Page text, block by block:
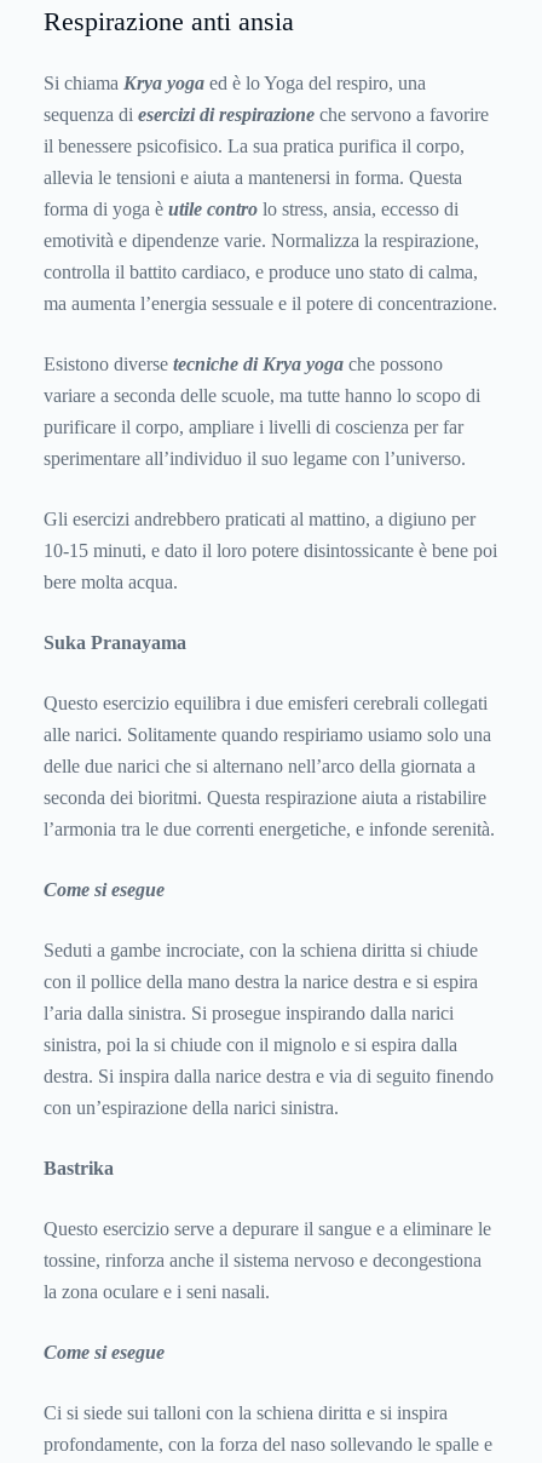
Respirazione anti ansia
Si chiama Krya yoga ed è lo Yoga del respiro, una
sequenza di esercizi di respirazione che servono a favorire
il benessere psicofisico. La sua pratica purifica il corpo,
allevia le tensioni e aiuta a mantenersi in forma. Questa
forma di yoga è utile contro lo stress, ansia, eccesso di
emotività e dipendenze varie. Normalizza la respirazione,
controlla il battito cardiaco, e produce uno stato di calma,
ma aumenta l’energia sessuale e il potere di concentrazione.
Esistono diverse tecniche di Krya yoga che possono
variare a seconda delle scuole, ma tutte hanno lo scopo di
purificare il corpo, ampliare i livelli di coscienza per far
sperimentare all’individuo il suo legame con l’universo.
Gli esercizi andrebbero praticati al mattino, a digiuno per
10-15 minuti, e dato il loro potere disintossicante è bene poi
bere molta acqua.
Suka Pranayama
Questo esercizio equilibra i due emisferi cerebrali collegati
alle narici. Solitamente quando respiriamo usiamo solo una
delle due narici che si alternano nell’arco della giornata a
seconda dei bioritmi. Questa respirazione aiuta a ristabilire
l’armonia tra le due correnti energetiche, e infonde serenità.
Come si esegue
Seduti a gambe incrociate, con la schiena diritta si chiude
con il pollice della mano destra la narice destra e si espira
l’aria dalla sinistra. Si prosegue inspirando dalla narici
sinistra, poi la si chiude con il mignolo e si espira dalla
destra. Si inspira dalla narice destra e via di seguito finendo
con un’espirazione della narici sinistra.
Bastrika
Questo esercizio serve a depurare il sangue e a eliminare le
tossine, rinforza anche il sistema nervoso e decongestiona
la zona oculare e i seni nasali.
Come si esegue
Ci si siede sui talloni con la schiena diritta e si inspira
profondamente, con la forza del naso sollevando le spalle e